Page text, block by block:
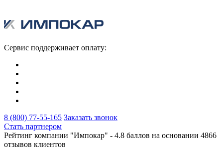
Сервис поддерживает оплату:
8 (800) 77-55-165 Заказать звонок
Стать партнером
Рейтинг компании "Импокар" - 4.8 баллов на основании 4866
отзывов клиентов